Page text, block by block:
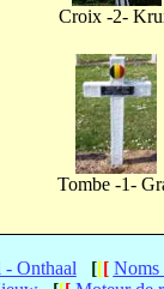
Croix -2-
Tombe -1-
Onthaal [[[ Noms